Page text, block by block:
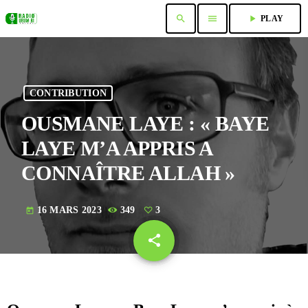
search menu play_arrow PLAY
CONTRIBUTION
OUSMANE LAYE : « BAYE
LAYE M’A APPRIS A
CONNAÎTRE ALLAH »
today 16 MARS 2023 349 3
share
email